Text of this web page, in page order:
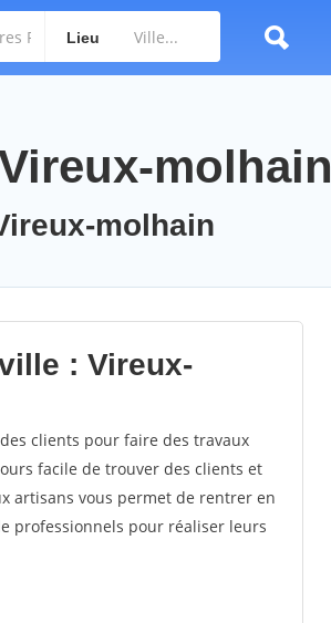
Lieu
molhain
molhain
: Vireux-
clients pour faire des travaux
facile de trouver des clients et
artisans vous permet de rentrer en
professionnels pour réaliser leurs